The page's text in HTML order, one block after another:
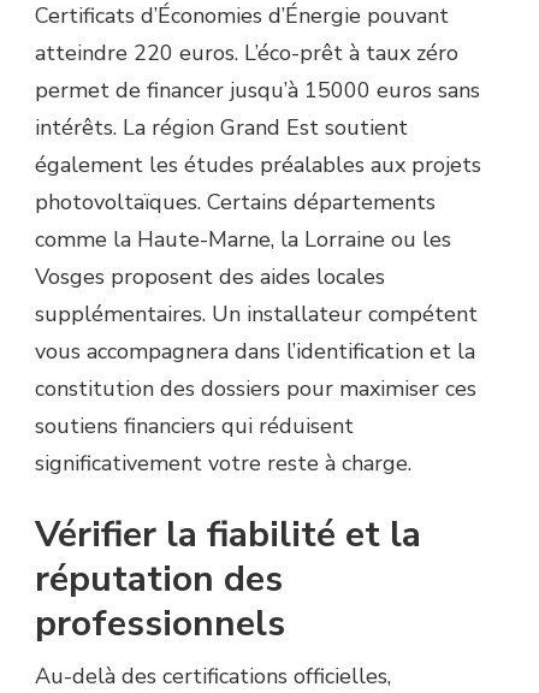
Certificats d’Économies d’Énergie pouvant
atteindre 220 euros. L’éco-prêt à taux zéro
permet de financer jusqu’à 15000 euros sans
intérêts. La région Grand Est soutient
également les études préalables aux projets
photovoltaïques. Certains départements
comme la Haute-Marne, la Lorraine ou les
Vosges proposent des aides locales
supplémentaires. Un installateur compétent
vous accompagnera dans l’identification et la
constitution des dossiers pour maximiser ces
soutiens financiers qui réduisent
significativement votre reste à charge.
Vérifier la fiabilité et la
réputation des
professionnels
Au-delà des certifications officielles,